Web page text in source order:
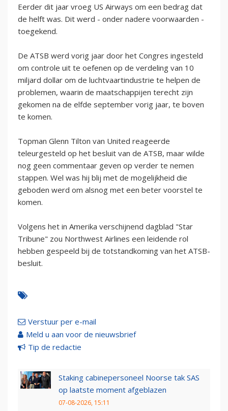
Eerder dit jaar vroeg US Airways om een bedrag dat
de helft was. Dit werd - onder nadere voorwaarden -
toegekend.
De ATSB werd vorig jaar door het Congres ingesteld
om controle uit te oefenen op de verdeling van 10
miljard dollar om de luchtvaartindustrie te helpen de
problemen, waarin de maatschappijen terecht zijn
gekomen na de elfde september vorig jaar, te boven
te komen.
Topman Glenn Tilton van United reageerde
teleurgesteld op het besluit van de ATSB, maar wilde
nog geen commentaar geven op verder te nemen
stappen. Wel was hij blij met de mogelijkheid die
geboden werd om alsnog met een beter voorstel te
komen.
Volgens het in Amerika verschijnend dagblad "Star
Tribune" zou Northwest Airlines een leidende rol
hebben gespeeld bij de totstandkoming van het ATSB-
besluit.
Verstuur per e-mail
Meld u aan voor de nieuwsbrief
Tip de redactie
Staking cabinepersoneel Noorse tak SAS
op laatste moment afgeblazen
07-08-2026, 15:11